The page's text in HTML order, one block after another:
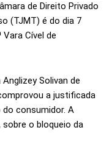
de Direito Privado
(TJMT) é do dia 7
Cível de
Solivan de
a justificada
consumidor. A
o bloqueio da